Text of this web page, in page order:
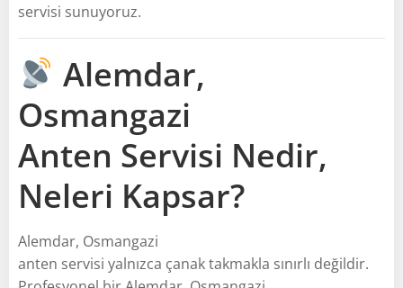
servisi sunuyoruz.
Alemdar,
Osmangazi
Anten Servisi Nedir,
Neleri Kapsar?
Alemdar, Osmangazi
anten servisi yalnızca çanak takmakla sınırlı değildir.